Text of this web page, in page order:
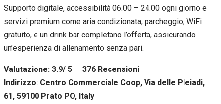
Supporto digitale, accessibilità 06.00 – 24.00 ogni giorno e
servizi premium come aria condizionata, parcheggio, WiFi
gratuito, e un drink bar completano l’offerta, assicurando
un’esperienza di allenamento senza pari.
Valutazione: 3.9/ 5 — 376 Recensioni
Indirizzo: Centro Commerciale Coop, Via delle Pleiadi,
61, 59100 Prato PO, Italy